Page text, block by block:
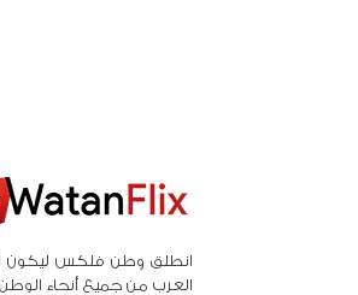
انطلق وطن فلكس ليكون
العرب من جميع أنحاء